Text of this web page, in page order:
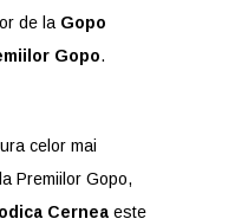
de la Gopo
Gopo.
celor mai
Premiilor Gopo,
Cernea este